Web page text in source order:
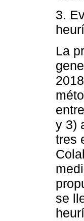
3.
La
y 3)
tres
se